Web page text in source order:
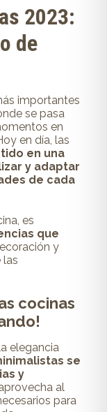
2023:
de
importantes
se pasa
en
en día, las
en una
y adaptar
de cada
es
que
y
las
cocinas
elegancia
se
y
al
para